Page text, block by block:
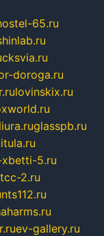
65.ru
doroga.ru
lovinskix.ru
liura.ruglasspb.ru
5.ru
2.ru
ev-gallery.ru